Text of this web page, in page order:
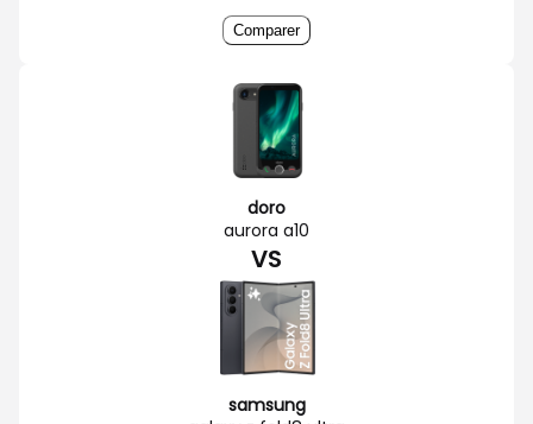
Comparer
doro
aurora a10
VS
samsung